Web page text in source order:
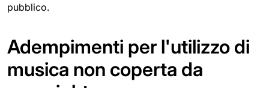
pubblico.
Adempimenti per l'utilizzo di
musica non coperta da